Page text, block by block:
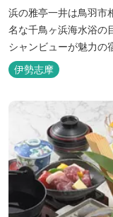
浜の雅亭一井は鳥羽市
名な千鳥ヶ浜海水浴の
シャンビューが魅力の宿です。 宿のコンセプト
へ、ようきたなあ」。
面したみなと町。相差
千鳥ヶ浜、海に浮く
れた「しあわせの海」
伊勢志摩